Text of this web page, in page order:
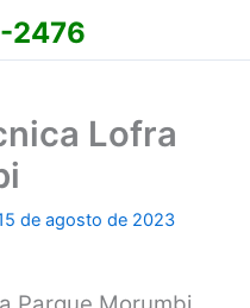
2476
Lofra
de agosto de 2023